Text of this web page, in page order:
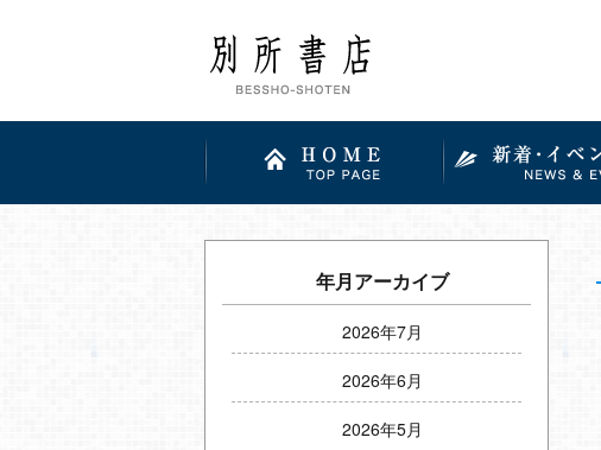
年月アーカイブ
2026年7月
2026年6月
2026年5月